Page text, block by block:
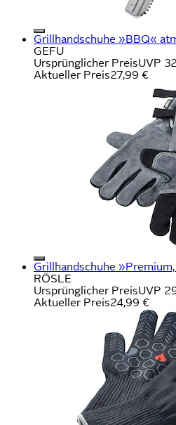
Grillhandschuhe »BBQ«
GEFU
Ursprünglicher PreisUVP
Aktueller Preis27,99 €
Grillhandschuhe
RÖSLE
Ursprünglicher PreisUVP
Aktueller Preis24,99 €